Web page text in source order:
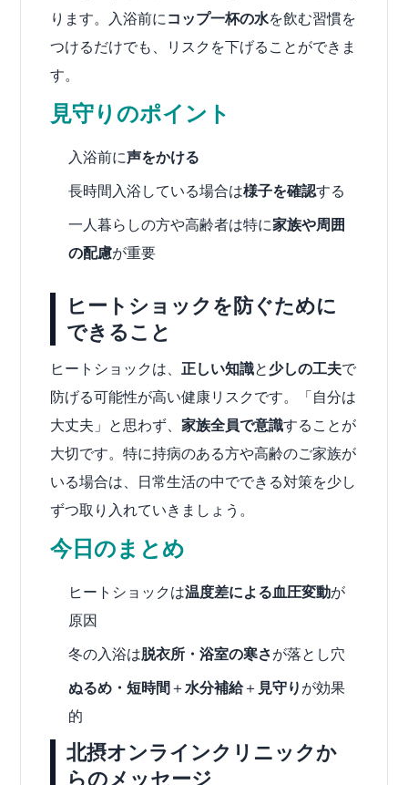
ります。入浴前に コップ一杯の水を飲む習慣を
つけるだけでも、リスクを下げることができま
す。
見守りのポイント
入浴前に声をかける
長時間入浴している場合は様子を確認する
一人暮らしの方や高齢者は特に家族や周囲
の配慮が重要
ヒートショックを防ぐために
できること
ヒートショックは、 正しい知識と 少しの工夫で
防げる可能性が高い健康リスクです。「自分は
大丈夫」と思わず、家族全員で意識することが
大切です。特に持病のある方や高齢のご家族が
いる場合は、日常生活の中でできる対策を少し
ずつ取り入れていきましょう。
今日のまとめ
ヒートショックは温度差による血圧変動が
原因
冬の入浴は脱衣所・浴室の寒さが落とし穴
ぬるめ・短時間 ＋ 水分補給＋ 見守り が効果
的
北摂オンラインクリニックか
らのメッセージ